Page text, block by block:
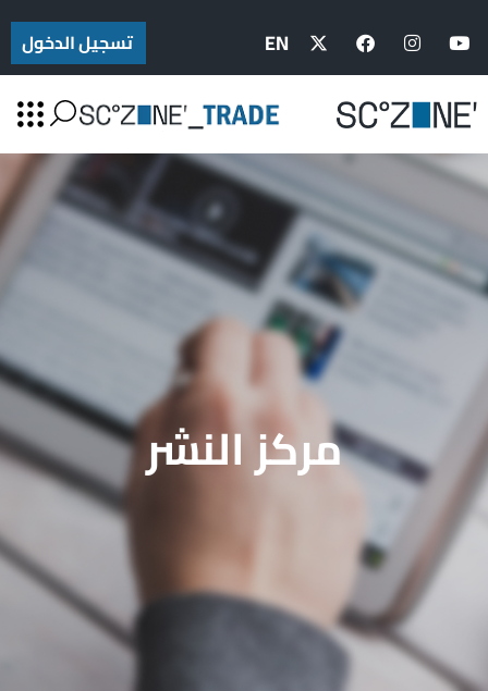
EN تسجيل الدخول
مركز النشر